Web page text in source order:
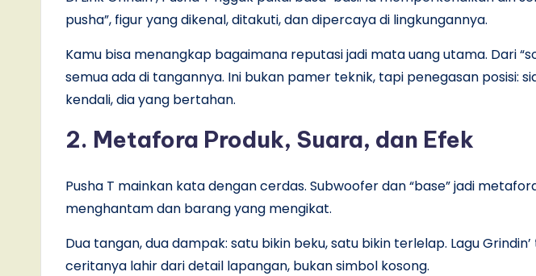
pusha”, figur yang dikenal, ditakuti, dan dipercaya di lingkungannya.
Kamu bisa menangkap bagaimana reputasi jadi mata uang utama. Dari
semua ada di tangannya. Ini bukan pamer teknik, tapi penegasan posisi:
kendali, dia yang bertahan.
2. Metafora Produk, Suara, dan Efek
Pusha T mainkan kata dengan cerdas. Subwoofer dan “base” jadi
menghantam dan barang yang mengikat.
Dua tangan, dua dampak: satu bikin beku, satu bikin terlelap. Lagu
ceritanya lahir dari detail lapangan, bukan simbol kosong.